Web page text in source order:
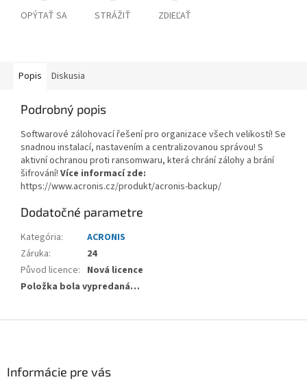
OPÝTAŤ SA STRÁŽIŤ ZDIEĽAŤ
Popis Diskusia
Podrobný popis
Softwarové zálohovací řešení pro organizace všech velikostí! Se
snadnou instalací, nastavením a centralizovanou správou! S
aktivní ochranou proti ransomwaru, která chrání zálohy a brání
šifrování! Více informací zde:
https://www.acronis.cz/produkt/acronis-backup/
Dodatočné parametre
Kategória:
ACRONIS
Záruka:
24
Původ licence: Nová licence
Položka bola vypredaná…
Informácie pre vás